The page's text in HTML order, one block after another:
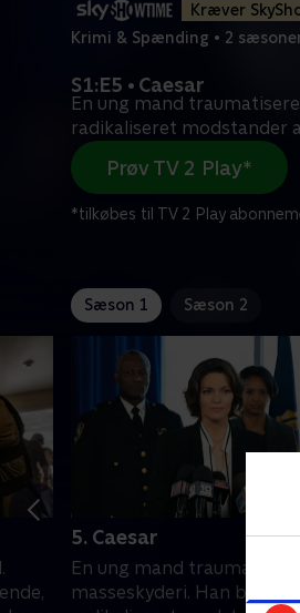
Kræver
Krimi & Spænding • 2
S1:E5 • Caesar
En ung mand
radikaliseret modstander
Prøv TV 2 Play*
*tilkøbes til TV 2 Play
Sæson 1 Sæson 2
5. Caesar
En ung mand
masseskyderi. Han bliver en